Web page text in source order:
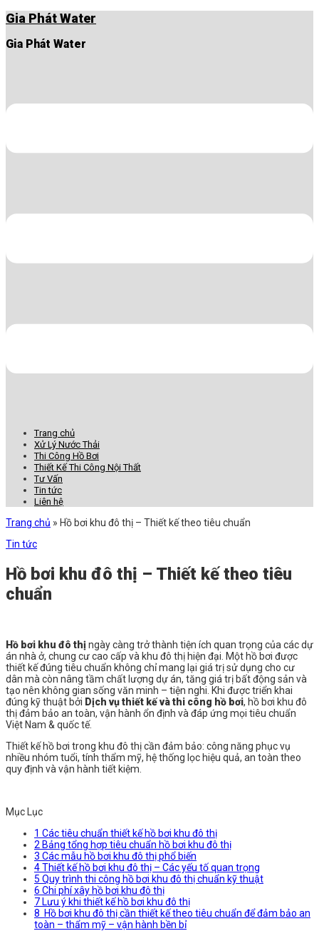
Chuyển
đến
nội
dung
Gia Phát Water
Gia Phát Water
Trang chủ
Xử Lý Nước Thải
Thi Công Hồ Bơi
Thiết Kế Thi Công Nội Thất
Tư Vấn
Tin tức
Liên hệ
Trang chủ » Hồ bơi khu đô thị – Thiết kế theo tiêu chuẩn
Tin tức
Hồ bơi khu đô thị – Thiết kế theo tiêu
chuẩn
Hồ bơi khu đô thịngày càng trở thành tiện ích quan trọng của các dự
án nhà ở, chung cư cao cấp và khu đô thị hiện đại. Một hồ bơi được
thiết kế đúng tiêu chuẩn không chỉ mang lại giá trị sử dụng cho cư
dân mà còn nâng tầm chất lượng dự án, tăng giá trị bất động sản và
tạo nên không gian sống văn minh – tiện nghi. Khi được triển khai
đúng kỹ thuật bởi Dịch vụ thiết kế và thi công hồ bơi, hồ bơi khu đô
thị đảm bảo an toàn, vận hành ổn định và đáp ứng mọi tiêu chuẩn
Việt Nam & quốc tế.
Thiết kế hồ bơi trong khu đô thị cần đảm bảo: công năng phục vụ
nhiều nhóm tuổi, tính thẩm mỹ, hệ thống lọc hiệu quả, an toàn theo
quy định và vận hành tiết kiệm.
Mục Lục
1 Các tiêu chuẩn thiết kế hồ bơi khu đô thị
2 Bảng tổng hợp tiêu chuẩn hồ bơi khu đô thị
3 Các mẫu hồ bơi khu đô thị phổ biến
4Thiết kế hồ bơi khu đô thị – Các yếu tố quan trọng
5 Quy trình thi công hồ bơi khu đô thị chuẩn kỹ thuật
6 Chi phí xây hồ bơi khu đô thị
7 Lưu ý khi thiết kế hồ bơi khu đô thị
8 Hồ bơi khu đô thị cần thiết kế theo tiêu chuẩn để đảm bảo an
toàn – thẩm mỹ – vận hành bền bỉ